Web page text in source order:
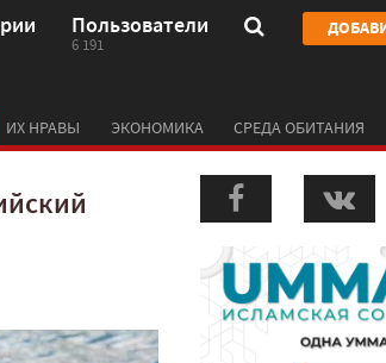
Пользователи
6 191
ИХ НРАВЫ ЭКОНОМИКА СРЕДА ОБИТАНИЯ